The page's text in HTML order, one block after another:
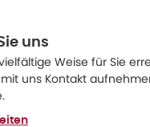
uns
Weise für Sie
mit uns Kontakt